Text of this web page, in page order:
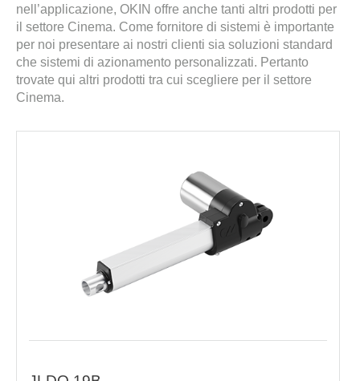
nell’applicazione, OKIN offre anche tanti altri prodotti per
il settore Cinema. Come fornitore di sistemi è importante
per noi presentare ai nostri clienti sia soluzioni standard
che sistemi di azionamento personalizzati. Pertanto
trovate qui altri prodotti tra cui scegliere per il settore
Cinema.